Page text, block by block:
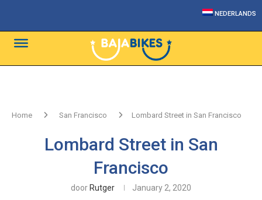
NEDERLANDS
Home San Francisco Lombard Street in San Francisco
Lombard Street in San
Francisco
door Rutger January 2, 2020